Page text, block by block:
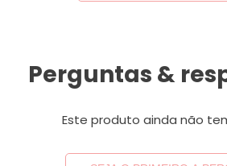
Perguntas &
Este produto ainda não